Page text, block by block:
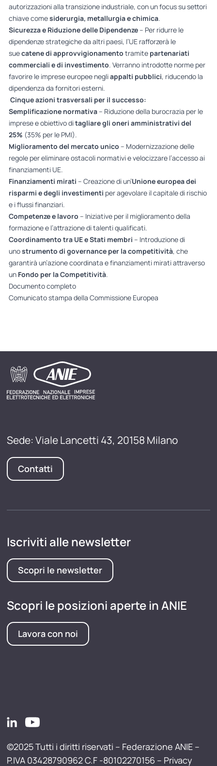
autorizzazioni alla transizione industriale, con un focus su settori
chiave comesiderurgia, metallurgia e chimica.
Sicurezza e Riduzione delle Dipendenze– Per ridurre le
dipendenze strategiche da altri paesi, l’UE rafforzerà le
suecatene di approvvigionamento tramite partenariati
commerciali e di investimento. Verranno introdotte norme per
favorire le imprese europee negliappalti pubblici, riducendo la
dipendenza da fornitori esterni.
Cinque azioni trasversali per il successo:
Semplificazione normativa– Riduzione della burocrazia per le
imprese e obiettivo ditagliare gli oneri amministrativi del
25% (35% per le PMI).
Miglioramento del mercato unico – Modernizzazione delle
regole per eliminare ostacoli normativi e velocizzare l’accesso ai
finanziamenti UE.
Finanziamenti mirati – Creazione di un’Unione europea dei
risparmi e degli investimenti per agevolare il capitale di rischio
e i flussi finanziari.
Competenze e lavoro – Iniziative per il miglioramento della
formazione e l’attrazione di talenti qualificati.
Coordinamento tra UE e Stati membri – Introduzione di
unostrumento di governance per la competitività, che
garantirà un’azione coordinata e finanziamenti mirati attraverso
un Fondo per la Competitività.
Documento completo
Comunicato stampa della Commissione Europea
Sede: Viale Lancetti 43, 20158 Milano
Contatti
Iscriviti alle newsletter
Scopri le newsletter
Scopri le posizioni aperte in ANIE
Lavora con noi
©2025 Tutti i diritti riservati – Federazione ANIE –
P.IVA 03428790962 C.F -80102270156 – Privacy